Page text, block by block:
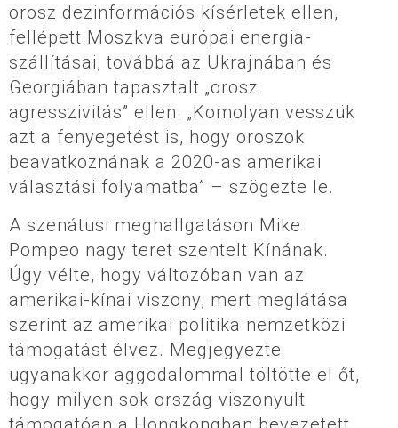
orosz dezinformációs kísérletek ellen,
fellépett Moszkva európai energia-
szállításai, továbbá az Ukrajnában és
Georgiában tapasztalt „orosz
agresszivitás” ellen. „Komolyan vesszük
azt a fenyegetést is, hogy oroszok
beavatkoznának a 2020-as amerikai
választási folyamatba” – szögezte le.
A szenátusi meghallgatáson Mike
Pompeo nagy teret szentelt Kínának.
Úgy vélte, hogy változóban van az
amerikai-kínai viszony, mert meglátása
szerint az amerikai politika nemzetközi
támogatást élvez. Megjegyezte:
ugyanakkor aggodalommal töltötte el őt,
hogy milyen sok ország viszonyult